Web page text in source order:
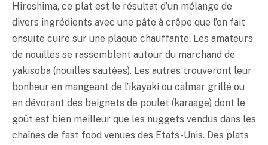
Hiroshima, ce plat est le résultat d’un mélange de
divers ingrédients avec une pâte à crêpe que l’on fait
ensuite cuire sur une plaque chauffante. Les amateurs
de nouilles se rassemblent autour du marchand de
yakisoba (nouilles sautées). Les autres trouveront leur
bonheur en mangeant de l’ikayaki ou calmar grillé ou
en dévorant des beignets de poulet (karaage) dont le
goût est bien meilleur que les nuggets vendus dans les
chaînes de fast food venues des Etats-Unis. Des plats